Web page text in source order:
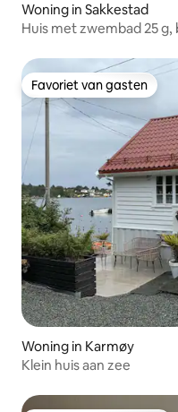
Woning in Sakkestad
Huis met zwembad 25
Favoriet van gasten
Favoriet van gasten
Woning in Karmøy
Klein huis aan zee